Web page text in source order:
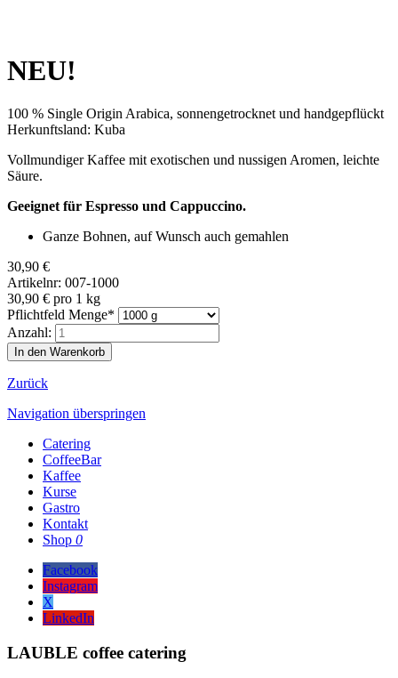
NEU!
100 % Single Origin Arabica, sonnengetrocknet und handgepflückt
Herkunftsland: Kuba
Vollmundiger Kaffee mit exotischen und nussigen Aromen, leichte
Säure.
Geeignet für Espresso und Cappuccino.
Ganze Bohnen, auf Wunsch auch gemahlen
30,90 €
Artikelnr: 007-1000
30,90 € pro 1 kg
Pflichtfeld Menge*
Anzahl:
Zurück
Navigation überspringen
Catering
CoffeeBar
Kaffee
Kurse
Gastro
Kontakt
Shop 0
Facebook
Instagram
X
LinkedIn
LAUBLE coffee catering